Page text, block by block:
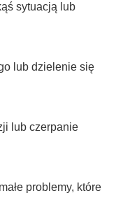
sytuacją lub
lub dzielenie się
lub czerpanie
problemy, które